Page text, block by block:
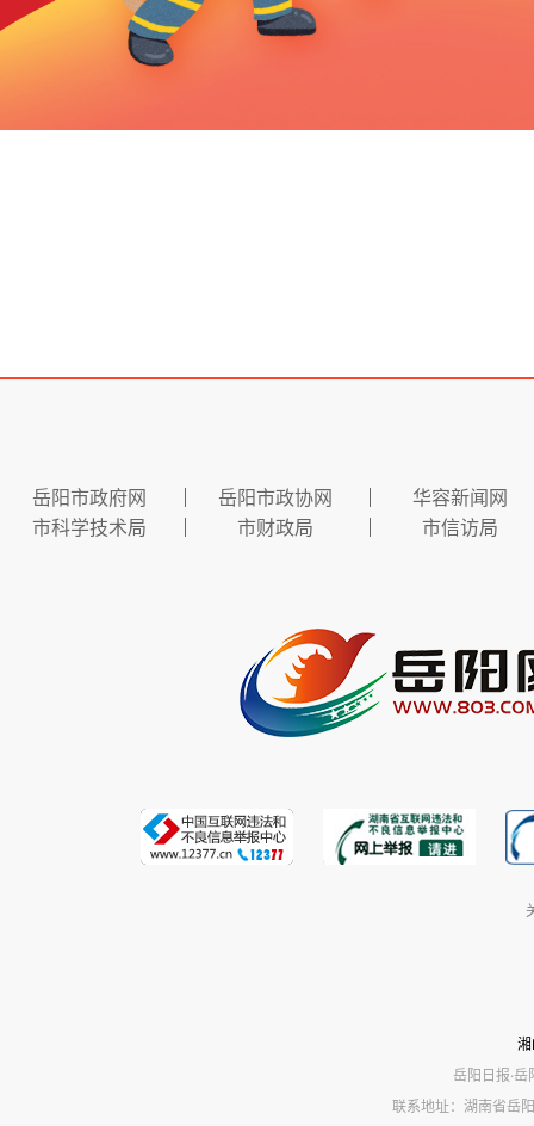
岳阳市政府网 岳阳市政协网
华容新闻网
市科学技术局
市财政局 市信访局
岳阳日报·岳
联系地址：湖南省岳